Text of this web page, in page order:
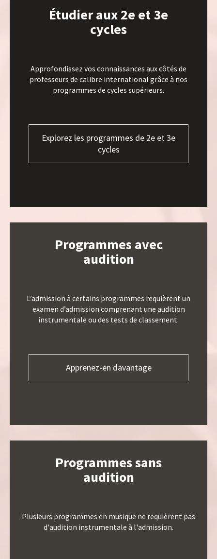
Étudier aux 2e et 3e
cycles
Approfondissez vos connaissances aux côtés de
professeurs de calibre international grâce à nos
programmes de cycles supérieurs.
Explorez les programmes de 2e et 3e
cycles
Programmes avec
audition
L’admission à certains programmes requièrent un
examen d’admission comprenant une audition
instrumentale ou des tests de classement.
Apprenez-en davantage
Programmes sans
audition
Plusieurs programmes en musique ne requièrent pas
d'audition instrumentale à l'admission.